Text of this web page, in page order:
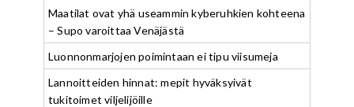
Maatilat ovat yhä useammin kyberuhkien kohteena
– Supo varoittaa Venäjästä
Luonnonmarjojen poimintaan ei tipu viisumeja
Lannoitteiden hinnat: mepit hyväksyivät
tukitoimet viljelijöille